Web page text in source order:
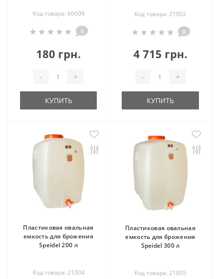
Код товара: 66609
0
180 грн.
- +
КУПИТЬ
Код товара: 21002
0
4 715 грн.
- +
КУПИТЬ
Пластиковая овальная
емкость для брожения
Speidel 200 л
Код товара: 21004
Пластиковая овальная
емкость для брожения
Speidel 300 л
Код товара: 21005